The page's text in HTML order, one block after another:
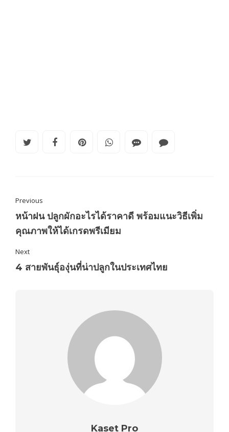
Previous
หน้าฝน ปลูกผักอะไรได้ราคาดี พร้อมแนะวิธีเพิ่ม
คุณภาพให้ได้เกรดพรีเมียม
Next
4 สายพันธุ์องุ่นที่น่าปลูกในประเทศไทย
Kaset Pro